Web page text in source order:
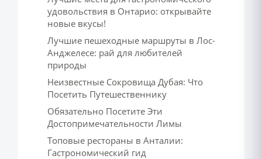
удовольствия в Онтарио: открывайте
новые вкусы!
Лучшие пешеходные маршруты в Лос-
Анджелесе: рай для любителей
природы
Неизвестные Сокровища Дубая: Что
Посетить Путешественнику
Обязательно Посетите Эти
Достопримечательности Лимы
Топовые рестораны в Анталии:
Гастрономический гид